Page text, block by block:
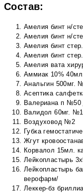
Состав:
Амелия бинт н/
Амелия бинт н/
Амелия бинт
Амелия бинт
Амелия вата
Аммиак 10%
Анальгин 500мг.
Асептика
Валериана п №50
Валидол 60мг.
Воздуховод №2
Губка
Жгут
Корвалол 15мл.
Лейкопластырь
Лейкопластырь
верофарм/
Леккер-бз